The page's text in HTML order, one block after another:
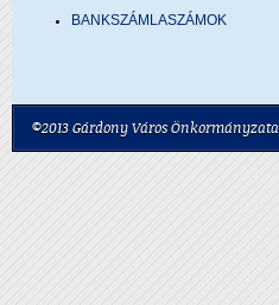
BANKSZÁMLASZÁMOK
©2013 Gárdony Város Önkormányzata